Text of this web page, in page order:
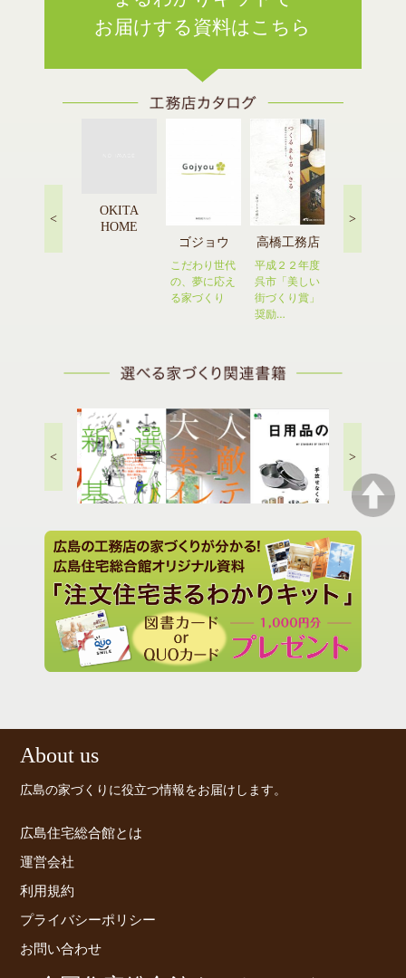
お届けする資料はこちら
<
OKITA
HOME
ゴジョウ
こだわり世代
の、夢に応え
る家づくり
高橋工務店
平成２２年度
呉市「美しい
街づくり賞」
奨励…
>
<
年収200万円からのマイ住まい選びの新基準
大人の素敵インテリア..
日用品の定番..
理術..
>
About us
広島の家づくりに役立つ情報をお届けします。
広島住宅総合館とは
運営会社
利用規約
プライバシーポリシー
お問い合わせ